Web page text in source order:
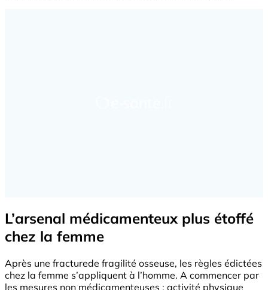
L’arsenal médicamenteux plus étoffé
chez la femme
Après une fracturede fragilité osseuse, les règles édictées
chez la femme s’appliquent à l’homme. A commencer par
les mesures non médicamenteuses : activité physique